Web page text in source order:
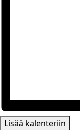
Lisää kalenteriin